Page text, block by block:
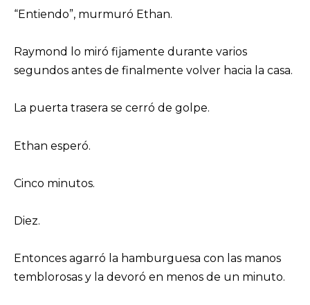
“Entiendo”, murmuró Ethan.
Raymond lo miró fijamente durante varios
segundos antes de finalmente volver hacia la casa.
La puerta trasera se cerró de golpe.
Ethan esperó.
Cinco minutos.
Diez.
Entonces agarró la hamburguesa con las manos
temblorosas y la devoró en menos de un minuto.